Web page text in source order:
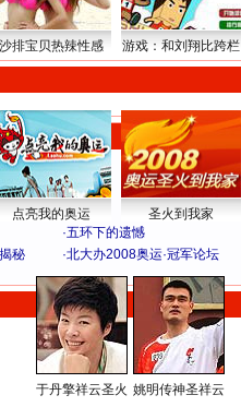
沙排宝贝热辣性感 游戏：和刘翔比跨栏
点亮我的奥运
圣火到我家
·五环下的遗憾
秘 ·北大办2008奥运·冠军论坛
于丹擎祥云圣火 姚明传神圣祥云